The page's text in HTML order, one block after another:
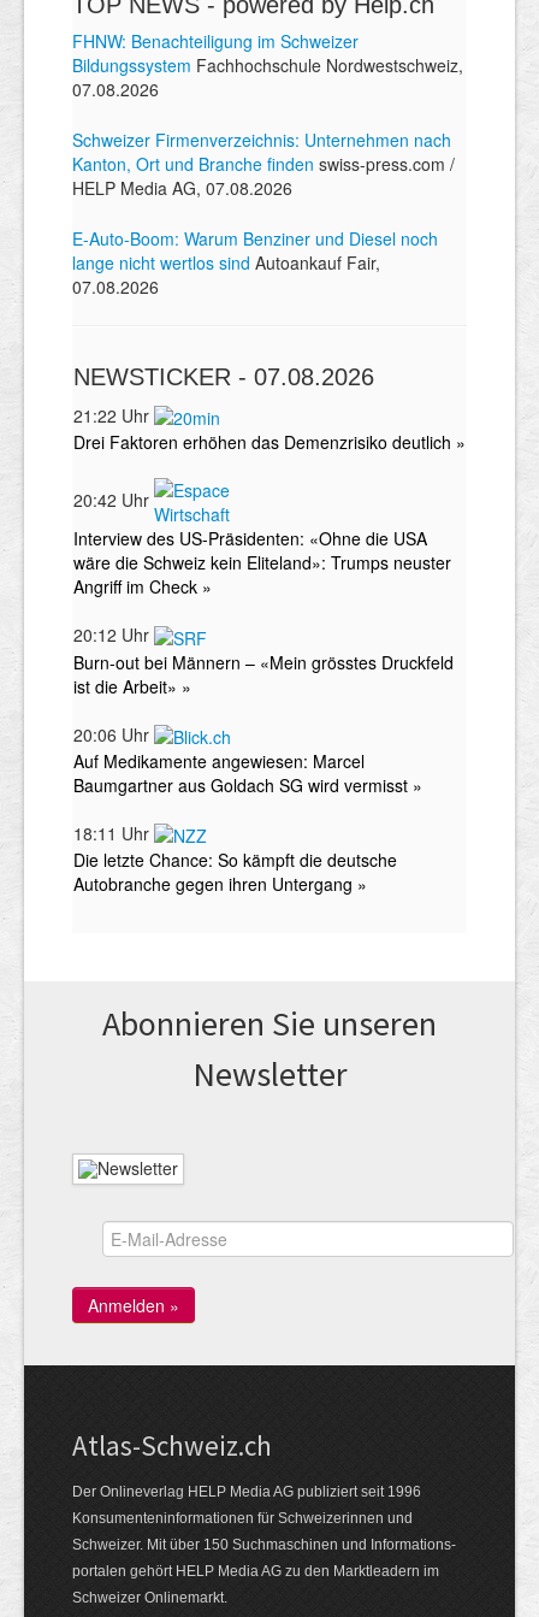
Abonnieren Sie unseren
News­letter
Atlas-Schweiz.ch
Der Onlineverlag HELP Media AG publiziert seit 1996
Konsumenten­infor­mationen für Schwei­zerinnen und
Schweizer. Mit über 150 Such­ma­schinen und Infor­mations­
portalen gehört HELP Media AG zu den Markt­leadern im
Schweizer Onlinemarkt.